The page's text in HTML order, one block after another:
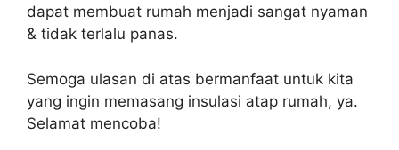
dapat membuat rumah menjadi sangat nyaman
& tidak terlalu panas.
Semoga ulasan di atas bermanfaat untuk kita
yang ingin memasang insulasi atap rumah, ya.
Selamat mencoba!